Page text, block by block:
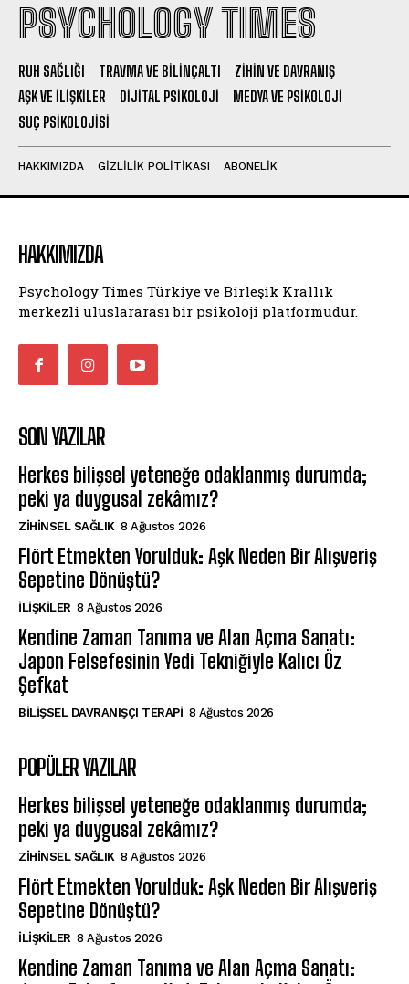
PSYCHOLOGY TIMES
RUH SAĞLIĞI TRAVMA VE BILINÇALTI
ZIHIN VE DAVRANIŞ
AŞK VE İLIŞKILER
DIJITAL PSIKOLOJI
MEDYA VE PSIKOLOJI
SUÇ PSIKOLOJISI
HAKKIMIZDA GIZLILIK POLITIKASI ABONELIK
HAKKIMIZDA
Psychology Times Türkiye ve Birleşik Krallık
merkezli uluslararası bir psikoloji platformudur.
SON YAZILAR
Herkes bilişsel yeteneğe odaklanmış durumda;
peki ya duygusal zekâmız?
ZIHINSEL SAĞLIK 8 Ağustos 2026
Flört Etmekten Yorulduk: Aşk Neden Bir Alışveriş
Sepetine Dönüştü?
İLIŞKILER 8 Ağustos 2026
Kendine Zaman Tanıma ve Alan Açma Sanatı:
Japon Felsefesinin Yedi Tekniğiyle Kalıcı Öz
Şefkat
BILIŞSEL DAVRANIŞÇI TERAPI 8 Ağustos 2026
POPÜLER YAZILAR
Herkes bilişsel yeteneğe odaklanmış durumda;
peki ya duygusal zekâmız?
ZIHINSEL SAĞLIK 8 Ağustos 2026
Flört Etmekten Yorulduk: Aşk Neden Bir Alışveriş
Sepetine Dönüştü?
İLIŞKILER 8 Ağustos 2026
Kendine Zaman Tanıma ve Alan Açma Sanatı: